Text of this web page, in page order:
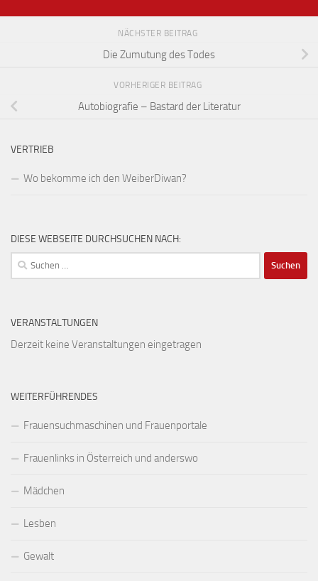
NÄCHSTER BEITRAG
Die Zumutung des Todes
VORHERIGER BEITRAG
Autobiografie – Bastard der Literatur
VERTRIEB
Wo bekomme ich den WeiberDiwan?
DIESE WEBSEITE DURCHSUCHEN NACH:
Suchen
nach:
VERANSTALTUNGEN
Derzeit keine Veranstaltungen eingetragen
WEITERFÜHRENDES
Frauensuchmaschinen und Frauenportale
Frauenlinks in Österreich und anderswo
Mädchen
Lesben
Gewalt